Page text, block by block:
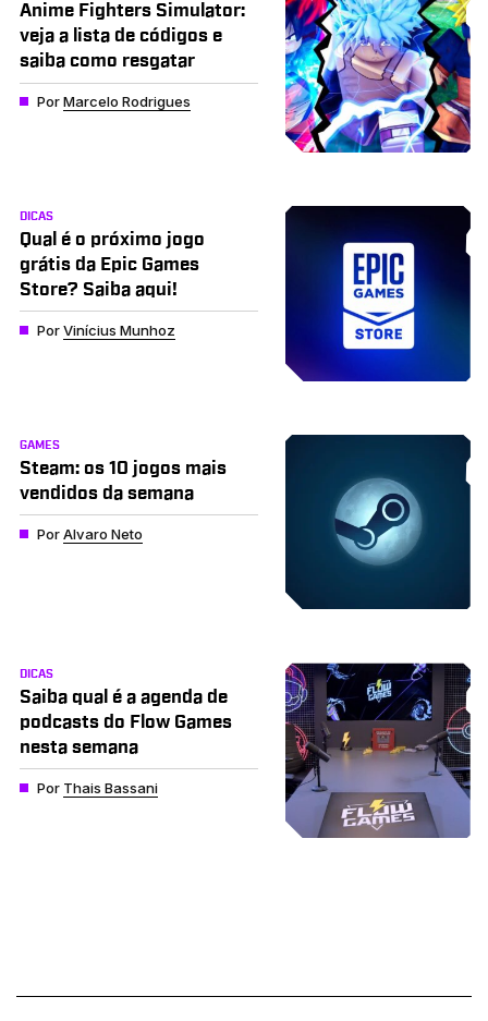
Anime Fighters Simulator:
veja a lista de códigos e
saiba como resgatar
PorMarcelo Rodrigues
DICAS
Qual é o próximo jogo
grátis da Epic Games
Store? Saiba aqui!
PorVinícius Munhoz
GAMES
Steam: os 10 jogos mais
vendidos da semana
PorAlvaro Neto
DICAS
Saiba qual é a agenda de
podcasts do Flow Games
nesta semana
Por Thais Bassani